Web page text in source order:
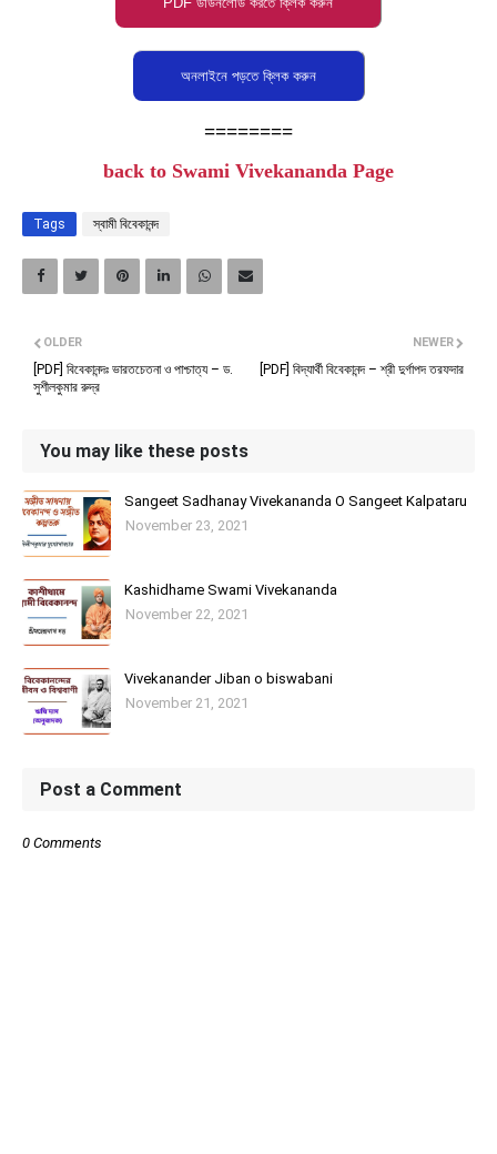
========
back to Swami Vivekananda Page
Tags স্বামী বিবেকানন্দ
NEWER
[PDF] বিদ্যার্থী বিবেকানন্দ – শ্রী দুর্গাপদ তরফদার
OLDER
[PDF] বিবেকানন্দঃ ভারতচেতনা ও পাশ্চাত্য – ড.
সুশীলকুমার রুদ্র
You may like these posts
Sangeet Sadhanay Vivekananda O Sangeet Kalpataru
November 23, 2021
Kashidhame Swami Vivekananda
November 22, 2021
Vivekanander Jiban o biswabani
November 21, 2021
Post a Comment
0 Comments